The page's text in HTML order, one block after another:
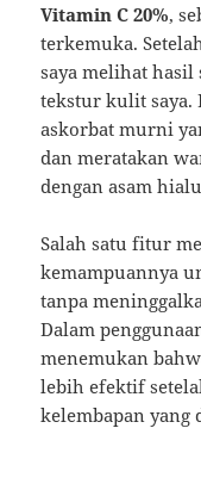
Vitamin C 20%,
terkemuka.
saya melihat
tekstur kulit saya.
askorbat murni
dan meratakan
dengan asam
Salah satu fitur
kemampuannya
tanpa
Dalam
menemukan
lebih efektif
kelembapan yang